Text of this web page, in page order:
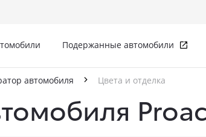
Подержанные автомобили
автомобиля Цвета и отделка